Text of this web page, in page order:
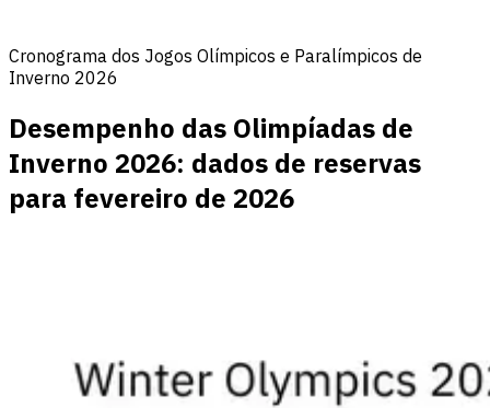
Cronograma dos Jogos Olímpicos e Paralímpicos de
Inverno 2026
Desempenho das Olimpíadas de
Inverno 2026: dados de reservas
para fevereiro de 2026